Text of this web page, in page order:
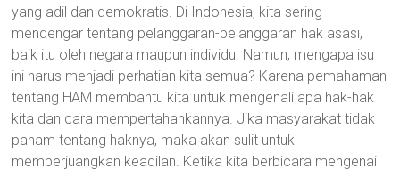
yang adil dan demokratis. Di Indonesia, kita sering
mendengar tentang pelanggaran-pelanggaran hak asasi,
baik itu oleh negara maupun individu. Namun, mengapa isu
ini harus menjadi perhatian kita semua? Karena pemahaman
tentang HAM membantu kita untuk mengenali apa hak-hak
kita dan cara mempertahankannya. Jika masyarakat tidak
paham tentang haknya, maka akan sulit untuk
memperjuangkan keadilan. Ketika kita berbicara mengenai